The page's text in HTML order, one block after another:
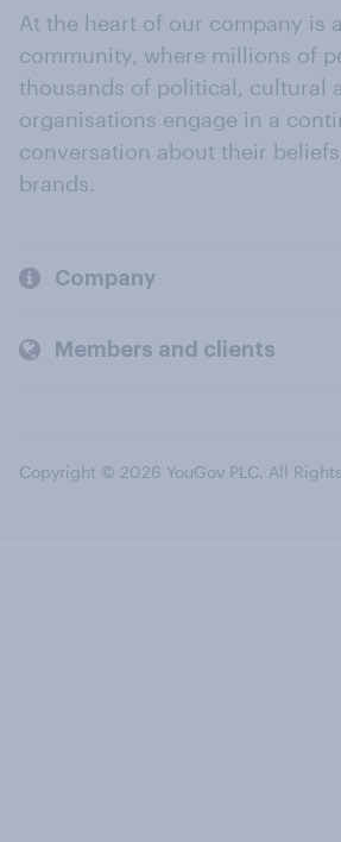
At the heart of our company is
community, where millions of
thousands of political, cultural
organisations engage in a
conversation about their
brands.
Company
Members and clients
Copyright © 2026 YouGov PLC. All